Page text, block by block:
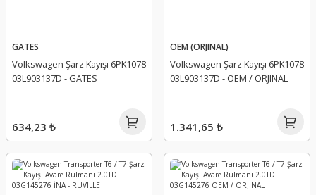
GATES
Volkswagen Şarz Kayışı 6PK1078
03L903137D - GATES
634,23 ₺
OEM (ORJINAL)
Volkswagen Şarz Kayışı 6PK1078
03L903137D - OEM / ORJINAL
1.341,65 ₺